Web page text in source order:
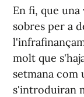
En fi, que
sobres per a
molt que
setmana com
s'introduiran